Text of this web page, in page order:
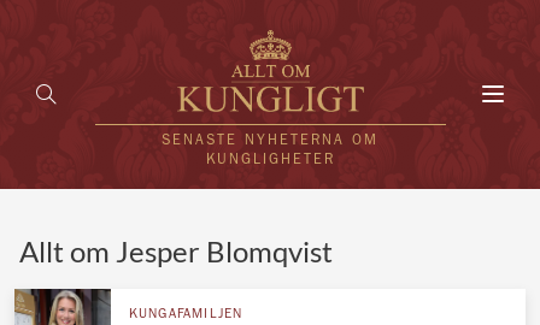
SENASTE NYHETERNA OM
KUNGLIGHETER
Allt om Jesper Blomqvist
KUNGAFAMILJEN